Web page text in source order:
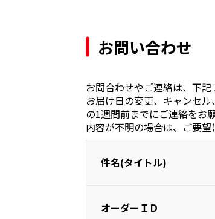
お問い合わせ
お問合わせやご連絡は、下記
お届け日の変更、キャンセ
の1週間前までにご連絡をお
内容が不明の場合は、ご要望
件名(タイトル)
オーダーＩＤ